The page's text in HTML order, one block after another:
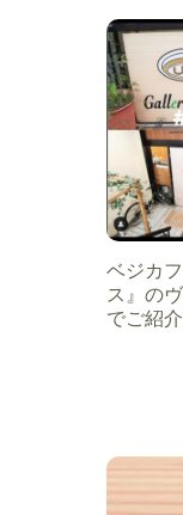
ベジカ
ス』の
でご紹